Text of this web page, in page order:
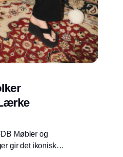
Møbler og
gir det ikoniske